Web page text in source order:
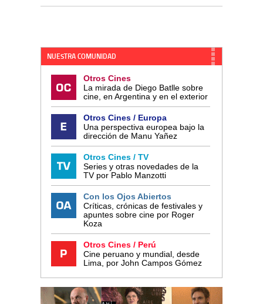
NUESTRA COMUNIDAD
Otros Cines
La mirada de Diego Batlle sobre
cine, en Argentina y en el exterior
Otros Cines / Europa
Una perspectiva europea bajo la
dirección de Manu Yañez
Otros Cines / TV
Series y otras novedades de la
TV por Pablo Manzotti
Con los Ojos Abiertos
Críticas, crónicas de festivales y
apuntes sobre cine por Roger
Koza
Otros Cines / Perú
Cine peruano y mundial, desde
Lima, por John Campos Gómez